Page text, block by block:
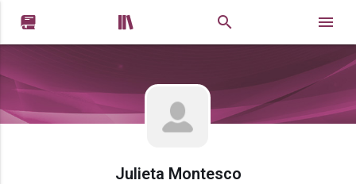
 
Julieta Montesco